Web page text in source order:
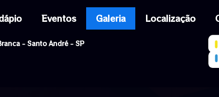
Eventos Galeria Localização
- Santo André - SP